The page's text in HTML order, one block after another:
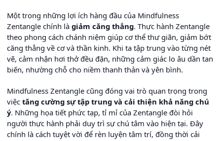
Một trong những lợi ích hàng đầu của Mindfulness
Zentangle chính là giảm căng thẳng. Thực hành Zentangle
theo phong cách chánh niệm giúp cơ thể thư giãn, giảm bớt
căng thẳng về cơ và thần kinh. Khi ta tập trung vào từng nét
vẽ, cảm nhận hơi thở đều đặn, những cảm giác lo âu dần tan
biến, nhường chỗ cho niềm thanh thản và yên bình.
Mindfulness Zentangle cũng đóng vai trò quan trọng trong
việc tăng cường sự tập trung và cải thiện khả năng chú
ý. Những họa tiết phức tạp, tỉ mỉ của Zentangle đòi hỏi
người thực hành phải duy trì sự chú tâm vào hiện tại. Đây
chính là cách tuyệt vời để rèn luyện tâm trí, đồng thời cải